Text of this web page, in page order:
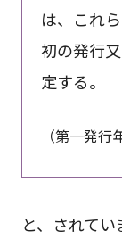
は、これ
初の発行
定する。
（第一発
と、されてい